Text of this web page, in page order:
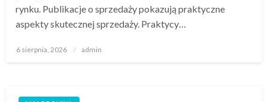
rynku. Publikacje o sprzedaży pokazują praktyczne
aspekty skutecznej sprzedaży. Praktycy…
Opublikowane
6 sierpnia, 2026 admin